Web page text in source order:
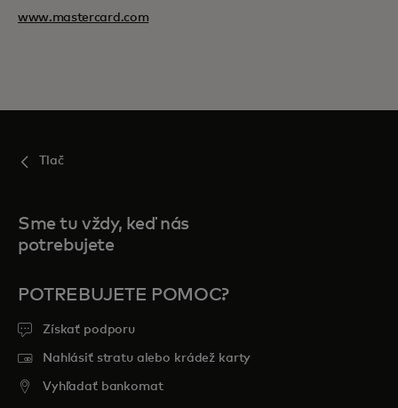
www.mastercard.com
Tlač
Sme tu vždy, keď nás
potrebujete
POTREBUJETE POMOC?
Získať podporu
Nahlásiť stratu alebo krádež karty
Vyhľadať bankomat